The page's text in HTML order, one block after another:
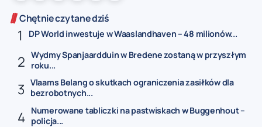
Chętnie czytane dziś
DP World inwestuje w Waaslandhaven – 48 milionów...
Wydmy Spanjaardduin w Bredene zostaną w przyszłym
roku...
Vlaams Belang o skutkach ograniczenia zasiłków dla
bezrobotnych...
Numerowane tabliczki na pastwiskach w Buggenhout –
policja...